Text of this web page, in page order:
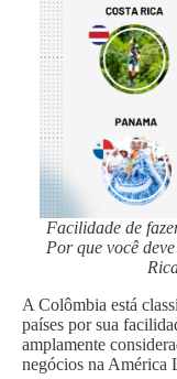
Facilidade de
Por que você
A Colômbia está
países por sua
amplamente
negócios na América